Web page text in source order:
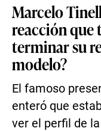
Marcelo
reacción que
terminar su
modelo?
El famoso
enteró que
ver el perfil de